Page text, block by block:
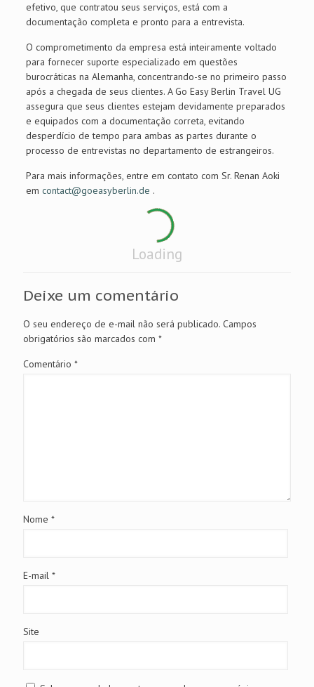
efetivo, que contratou seus serviços, está com a
documentação completa e pronto para a entrevista.
O comprometimento da empresa está inteiramente voltado
para fornecer suporte especializado em questões
burocráticas na Alemanha, concentrando-se no primeiro passo
após a chegada de seus clientes. A Go Easy Berlin Travel UG
assegura que seus clientes estejam devidamente preparados
e equipados com a documentação correta, evitando
desperdício de tempo para ambas as partes durante o
processo de entrevistas no departamento de estrangeiros.
Para mais informações, entre em contato com Sr. Renan Aoki
em contact@goeasyberlin.de .
Loading
Deixe um comentário
O seu endereço de e-mail não será publicado. Campos
obrigatórios são marcados com *
Comentário *
Nome *
E-mail *
Site